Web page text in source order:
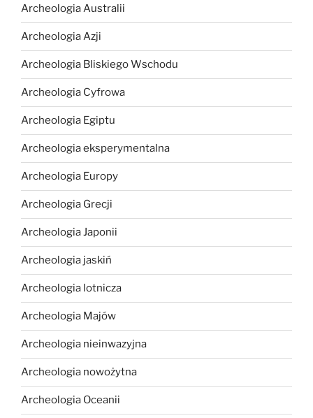
Archeologia Australii
Archeologia Azji
Archeologia Bliskiego Wschodu
Archeologia Cyfrowa
Archeologia Egiptu
Archeologia eksperymentalna
Archeologia Europy
Archeologia Grecji
Archeologia Japonii
Archeologia jaskiń
Archeologia lotnicza
Archeologia Majów
Archeologia nieinwazyjna
Archeologia nowożytna
Archeologia Oceanii